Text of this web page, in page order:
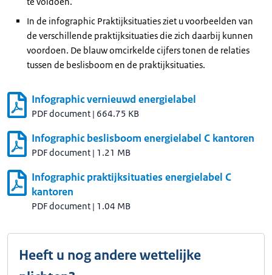
In de infographic Praktijksituaties ziet u voorbeelden van
de verschillende praktijksituaties die zich daarbij kunnen
voordoen. De blauw omcirkelde cijfers tonen de relaties
tussen de beslisboom en de praktijksituaties.
Infographic vernieuwd energielabel
PDF document | 664.75 KB
Infographic beslisboom energielabel C kantoren
PDF document | 1.21 MB
Infographic praktijksituaties energielabel C
kantoren
PDF document | 1.04 MB
Heeft u nog andere wettelijke